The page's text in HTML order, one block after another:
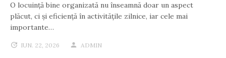
O locuință bine organizată nu înseamnă doar un aspect
plăcut, ci și eficiență în activitățile zilnice, iar cele mai
importante…
IUN. 22, 2026 ADMIN